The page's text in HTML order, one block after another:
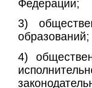
Федерации;
3)
образований;
4)